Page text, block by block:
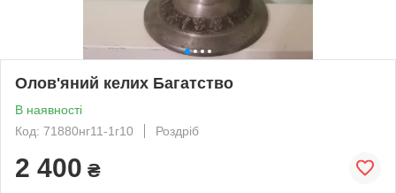
Олов'яний келих Багатство
В наявності
Код: 71880нг11-1г10
Роздріб
2 400 ₴